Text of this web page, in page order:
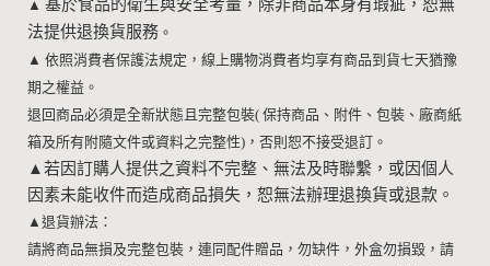
▲ 基於食品的衛生與安全考量，除非商品本身有瑕疵，恕無
法提供退換貨服務 。
▲ 依照消費者保護法規定，線上購物消費者均享有商品到貨七天猶豫
期之權益。
退回商品必須是全新狀態且完整包裝( 保持商品、附件、包裝、廠商紙
箱及所有附隨文件或資料之完整性) ，否則恕不接受退訂。
▲ 若因訂購人提供之資料不完整、無法及時聯繫，或因個人
因素未能收件而造成商品損失，恕無法辦理退換貨或退款。
▲ 退貨辦法：
請將商品無損及完整包裝，連同配件贈品，勿缺件，外盒勿損毀，請